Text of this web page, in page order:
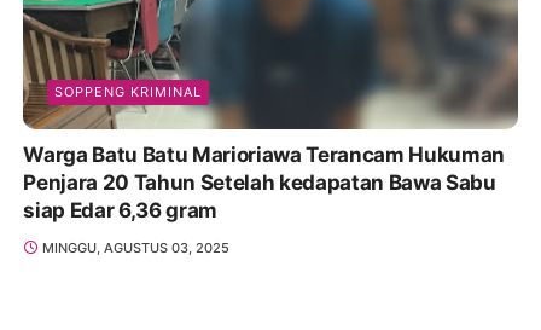
SOPPENG KRIMINAL
Warga Batu Batu Marioriawa Terancam Hukuman
Penjara 20 Tahun Setelah kedapatan Bawa Sabu
siap Edar 6,36 gram
MINGGU, AGUSTUS 03, 2025